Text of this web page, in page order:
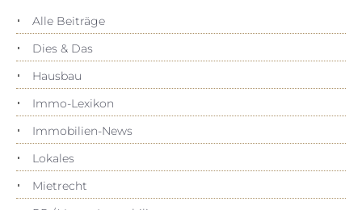
Alle Beiträge
Dies & Das
Hausbau
Immo-Lexikon
Immobilien-News
Lokales
Mietrecht